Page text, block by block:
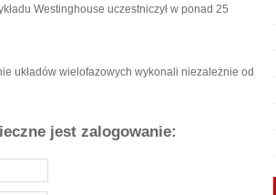
Westinghouse uczestniczył w ponad 25
układów wielofazowych wykonali niezależnie od
jest zalogowanie: